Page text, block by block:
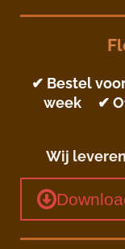
✔ Bestel
week ✔ Of
Wij